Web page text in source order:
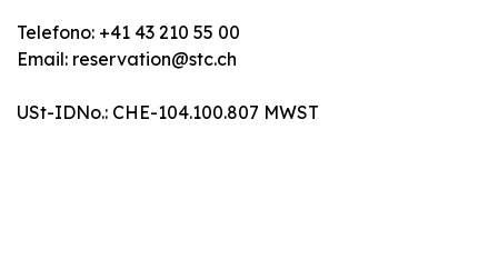
Telefono: +41 43 210 55 00
Email: reservation@stc.ch
USt-IDNo.: CHE-104.100.807 MWST